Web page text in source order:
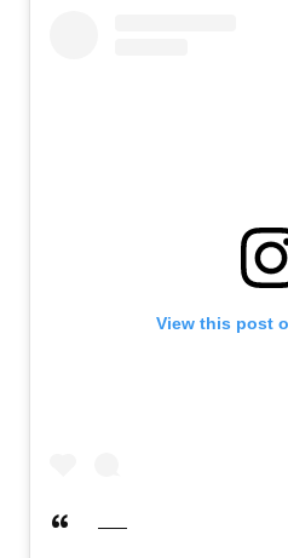
View this post